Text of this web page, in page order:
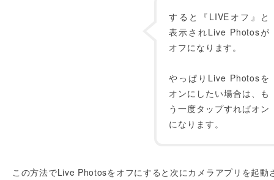
すると『LIVEオフ』と
表示されLive Photosが
オフになります。
やっぱりLive Photosを
オンにしたい場合は、も
う一度タップすればオン
になります。
この方法でLive Photosをオフにすると次にカメラアプリを起動